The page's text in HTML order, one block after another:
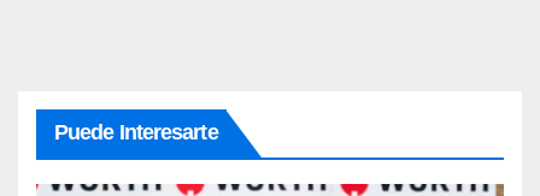
Puede Interesarte